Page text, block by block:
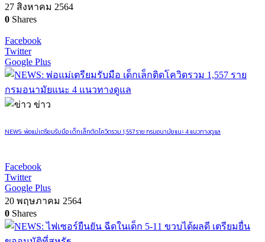
27 สิงหาคม 2564
0 Shares
Facebook
Twitter
Google Plus
ข่าว
NEWS: พ่อแม่เตรียมรับมือ เด็กเล็กติดโควิดรวม 1,557 ราย กรมอนามัยแนะ 4 แนวทางดูแล
Facebook
Twitter
Google Plus
20 พฤษภาคม 2564
0 Shares